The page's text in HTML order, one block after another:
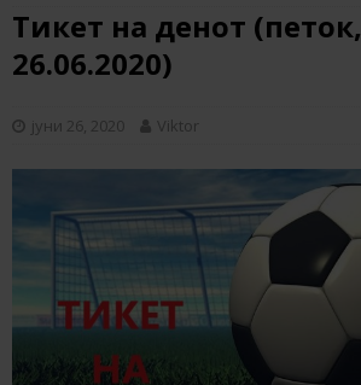
Тикет на денот (петок,
26.06.2020)
јуни 26, 2020 Viktor